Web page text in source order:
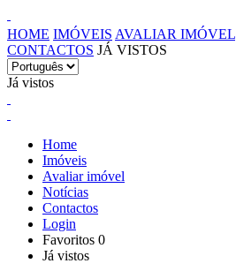
HOME IMÓVEIS AVALIAR IMÓVEL
CONTACTOS JÁ VISTOS
Já vistos
Home
Imóveis
Avaliar imóvel
Notícias
Contactos
Login
Favoritos 0
Já vistos